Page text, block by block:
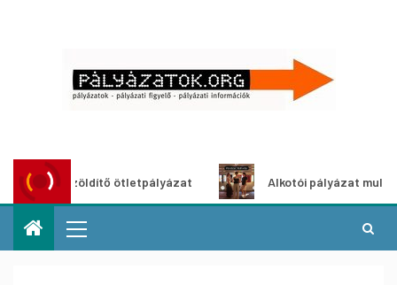
ötletpályázat Alkotói pályázat multimédia-